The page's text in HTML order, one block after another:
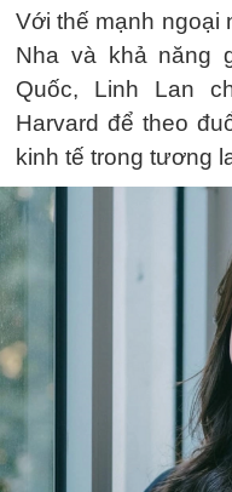
Với thế mạnh ngoại
Nha và khả năng
Quốc, Linh Lan
Harvard để theo
kinh tế trong tương